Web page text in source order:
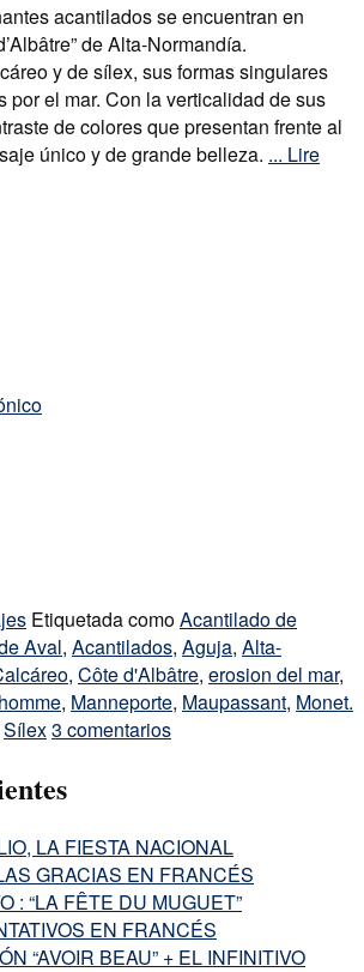
acantilados se encuentran en
de Alta-Normandía.
y de sílex, sus formas singulares
por el mar. Con la verticalidad de sus
de colores que presentan frente al
único y de grande belleza. ... Lire
Etiquetada comoAcantilado de
Aval, Acantilados, Aguja, Alta-
, Côte d'Albâtre, erosion del mar,
, Manneporte, Maupassant, Monet.
Sílex3 comentarios
LA FIESTA NACIONAL
GRACIAS EN FRANCÉS
: “LA FÊTE DU MUGUET”
EN FRANCÉS
“AVOIR BEAU” + EL INFINITIVO